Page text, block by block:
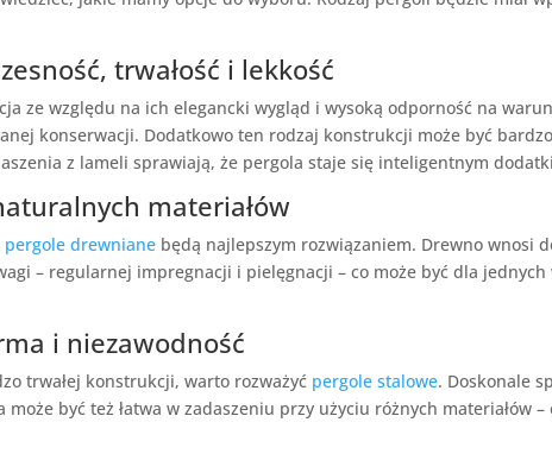
trwałość i lekkość
ze względu na ich elegancki wygląd i wysoką odporność na
konserwacji. Dodatkowo ten rodzaj konstrukcji może być
z lameli sprawiają, że pergola staje się inteligentnym
materiałów
pergole drewniane będą najlepszym rozwiązaniem. Drewno wnosi
– regularnej impregnacji i pielęgnacji – co może być dla
i niezawodność
trwałej konstrukcji, warto rozważyć pergole stalowe. Doskonale
być też łatwa w zadaszeniu przy użyciu różnych materiałów